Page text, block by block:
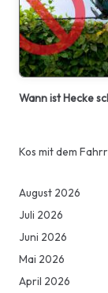
Wann ist Hecke
Kos mit dem
August 2026
Juli 2026
Juni 2026
Mai 2026
April 2026